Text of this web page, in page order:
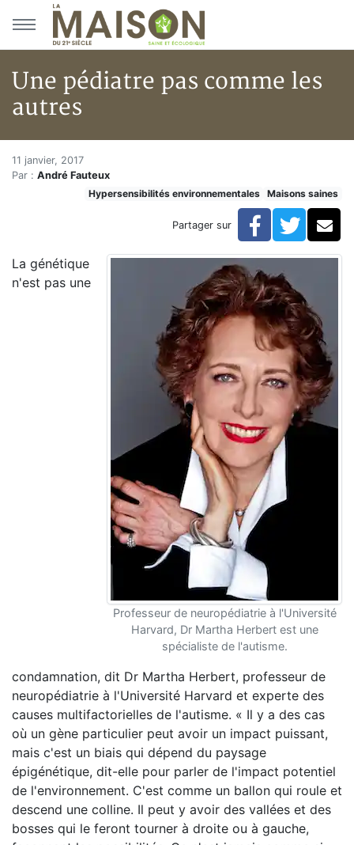
Aller au menu principal
Aller au contenu principal
Une pédiatre pas comme les
autres
Accueil
Articles
Maisons saines
Hypersensibilités environnementales
Une pédiatre pas comme les autres
Une pédiatre pas comme les
11 janvier, 2017
Par : André Fauteux
Hypersensibilités environnementales
Maisons saines
Partager sur Facebook
Professeur de neuropédiatrie à l'Université
Harvard, Dr Martha Herbert est une
spécialiste de l'autisme.
La génétique
n'est pas une
condamnation, dit Dr Martha Herbert, professeur de
neuropédiatrie à l'Université Harvard et experte des
causes multifactorielles de l'autisme. « Il y a des cas
où un gène particulier peut avoir un impact puissant,
mais c'est un biais qui dépend du paysage
épigénétique, dit-elle pour parler de l'impact potentiel
de l'environnement. C'est comme un ballon qui roule et
descend une colline. Il peut y avoir des vallées et des
bosses qui le feront tourner à droite ou à gauche,